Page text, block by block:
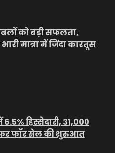
को बड़ी सफलता,
मात्रा में जिंदा कारतूस
हिस्सेदारी, 31,000
फॉर सेल की शुरुआत